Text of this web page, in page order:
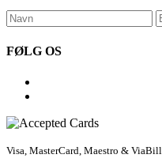
FØLG OS
Visa, MasterCard, Maestro & ViaBill